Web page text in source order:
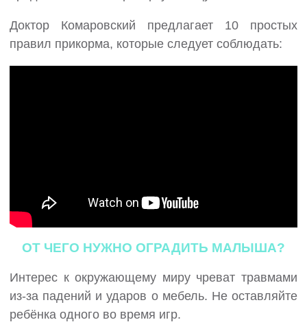
Доктор Комаровский предлагает 10 простых
правил прикорма, которые следует соблюдать:
ОТ ЧЕГО НУЖНО ОГРАДИТЬ МАЛЫША?
Интерес к окружающему миру чреват травмами
из-за падений и ударов о мебель. Не оставляйте
ребёнка одного во время игр.